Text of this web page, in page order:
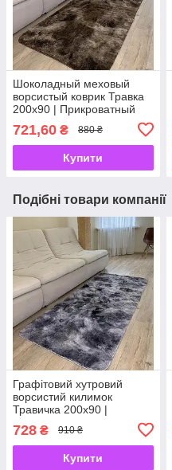
Шоколадный меховый
ворсистый коврик Травка
200х90 | Прикроватный
коврик с длинным ворсом
721,60 ₴ 880 ₴
Купити
Подібні товари компанії
Графітовий хутровий
ворсистий килимок
Травичка 200х90 |
довгим ворсом
728 ₴ 910 ₴
Купити